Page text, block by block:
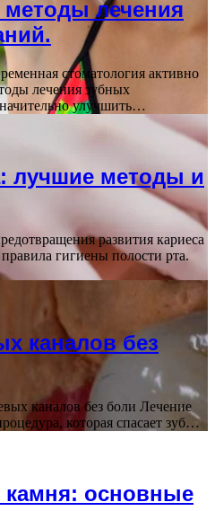
лечения
стоматология активно
лечения зубных
улучшить…
лучшие методы и
развития кариеса
гигиены полости рта.
каналов без
каналов без боли Лечение
которая спасает зуб…
камня: основные